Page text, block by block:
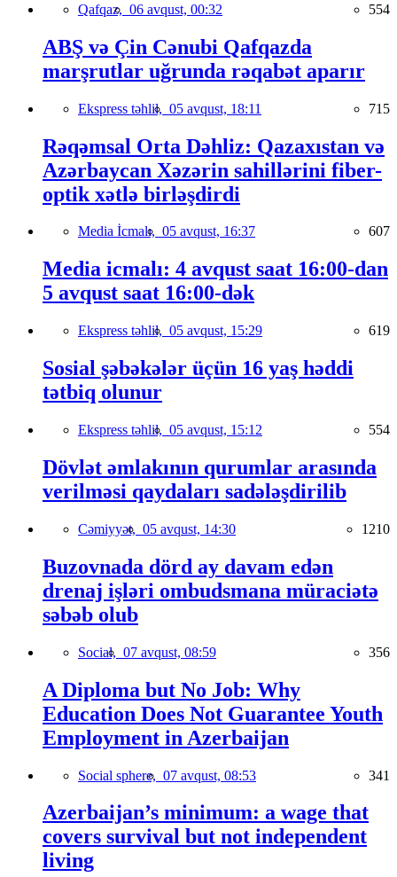
Qafqaz, 06 avqust, 00:32 554
ABŞ və Çin Cənubi Qafqazda
marşrutlar uğrunda rəqabət aparır
Ekspress təhlil, 05 avqust, 18:11 715
Rəqəmsal Orta Dəhliz: Qazaxıstan və
Azərbaycan Xəzərin sahillərini fiber-
optik xətlə birləşdirdi
Media İcmalı, 05 avqust, 16:37 607
Media icmalı: 4 avqust saat 16:00-dan
5 avqust saat 16:00-dək
Ekspress təhlil, 05 avqust, 15:29 619
Sosial şəbəkələr üçün 16 yaş həddi
tətbiq olunur
Ekspress təhlil, 05 avqust, 15:12 554
Dövlət əmlakının qurumlar arasında
verilməsi qaydaları sadələşdirilib
Cəmiyyət, 05 avqust, 14:30 1210
Buzovnada dörd ay davam edən
drenaj işləri ombudsmana müraciətə
səbəb olub
Social, 07 avqust, 08:59 356
A Diploma but No Job: Why
Education Does Not Guarantee Youth
Employment in Azerbaijan
Social sphere, 07 avqust, 08:53 341
Azerbaijan’s minimum: a wage that
covers survival but not independent
living